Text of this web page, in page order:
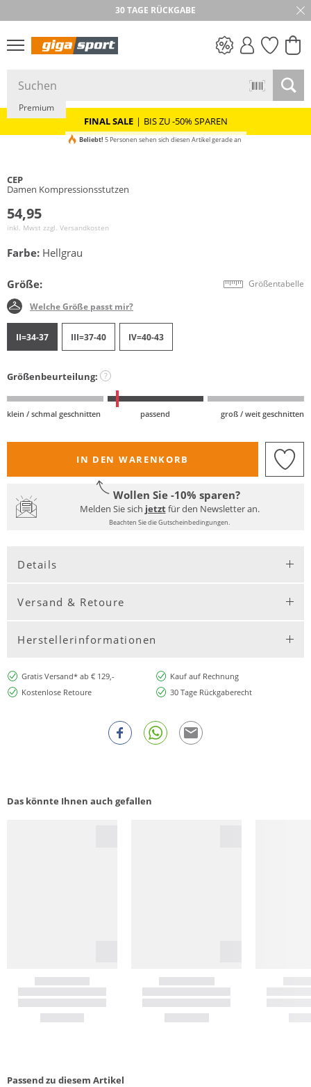
30 TAGE RÜCKGABE
PREIS & WERT
FINAL SALE | BIS ZU -50% SPAREN
Premium
Beliebt! 5 Personen sehen sich diesen Artikel gerade an
CEP
Damen Kompressionsstutzen
54,95
inkl. Mwst zzgl. Versandkosten
Farbe: Hellgrau
Größe: Größentabelle
Welche Größe passt mir?
II=34-37 III=37-40 IV=40-43
Größenbeurteilung: ?
klein / schmal geschnitten passend groß / weit geschnitten
IN DEN WARENKORB
Wollen Sie -10% sparen?
Melden Sie sich jetztfür den Newsletter an.
Beachten Sie die Gutscheinbedingungen.
Details
Versand & Retoure
Herstellerinformationen
Gratis Versand* ab € 129,-
Kauf auf Rechnung
Kostenlose Retoure
30 Tage Rückgaberecht
Das könnte Ihnen auch gefallen
Passend zu diesem Artikel